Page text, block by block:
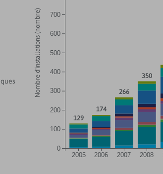
2005 2006 2007 2008
0
100
200
300
400
500
600
700
129
266
174
350
Nombre d'installations (nombre)